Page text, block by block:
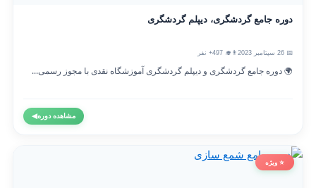
دوره جامع گردشگری، دیپلم گردشگری
👨‍🎓 497+ نفر
🌍 دوره جامع گردشگری و دیپلم گردشگری آموزشگاه نقدی با مجوز رسمی...
مشاهده دوره◀
⭐ ویژه